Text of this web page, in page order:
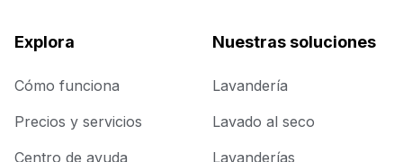
Explora
Cómo funciona
Precios y servicios
Centro de ayuda
Nuestras soluciones
Lavandería
Lavado al seco
Lavanderías